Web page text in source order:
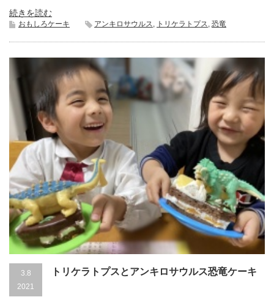
続きを読む
おもしろケーキ アンキロサウルス, トリケラトプス, 恐竜
3.8
2021
トリケラトプスとアンキロサウルス恐竜ケーキ